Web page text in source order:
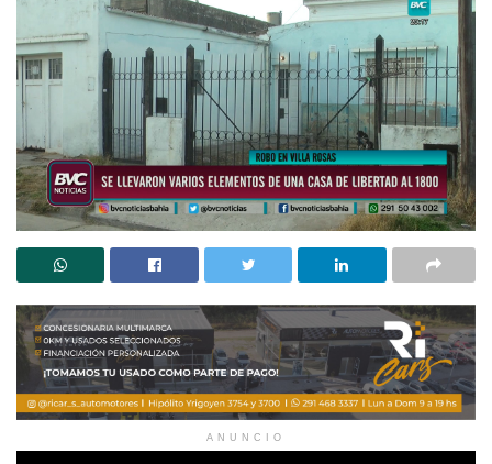
ANUNCIO